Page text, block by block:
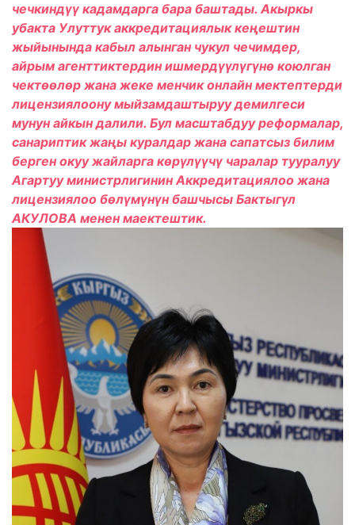
чечкиндүү кадамдарга бара баштады. Акыркы
убакта Улуттук аккредитациялык кеңештин
жыйынында кабыл алынган чукул чечимдер,
айрым агенттиктердин ишмердүүлүгүнө коюлган
чектөөлөр жана жеке менчик онлайн мектептерди
лицензиялоону мыйзамдаштыруу демилгеси
мунун айкын далили. Бул масштабдуу реформалар,
санариптик жаңы куралдар жана сапатсыз билим
берген окуу жайларга көрүлүүчү чаралар тууралуу
Агартуу министрлигинин Аккредитациялоо жана
лицензиялоо бөлүмүнүн башчысы Бактыгүл
АКУЛОВА менен маектештик.